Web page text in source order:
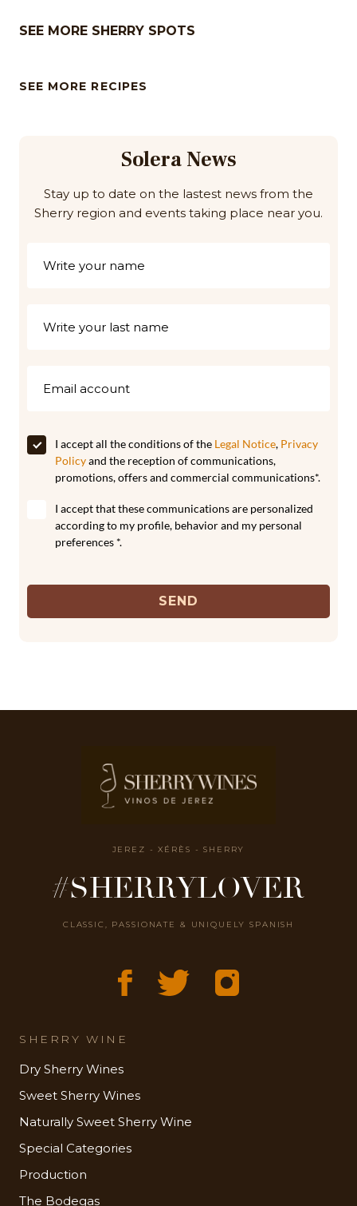
SEE MORE SHERRY SPOTS
SEE MORE RECIPES
Solera News
Stay up to date on the lastest news from the
Sherry region and events taking place near you.
I accept all the conditions of the Legal Notice, Privacy
Policyand the reception of communications,
promotions, offers and commercial communications*.
I accept that these communications are personalized
according to my profile, behavior and my personal
preferences *.
SEND
JEREZ - XÉRÈS - SHERRY
#SHERRYLOVER
CLASSIC, PASSIONATE & UNIQUELY SPANISH
SHERRY WINE
Dry Sherry Wines
Sweet Sherry Wines
Naturally Sweet Sherry Wine
Special Categories
Production
The Bodegas